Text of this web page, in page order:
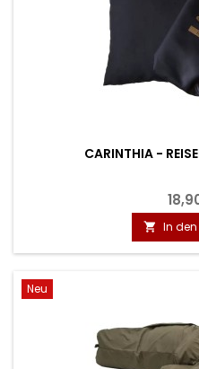
CARINTHIA -
 In
Neu